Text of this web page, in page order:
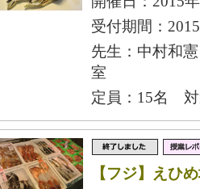
受付期間：
先生：中村和
室
定員：15名 対
【フジ】えひ